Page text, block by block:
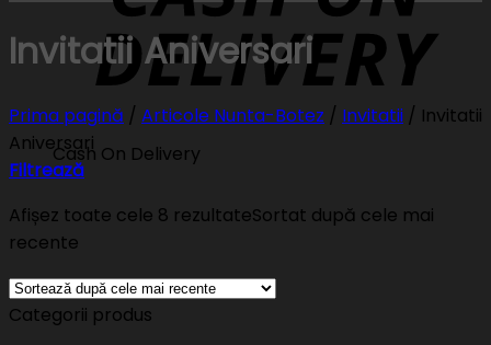
Cash On Delivery
Invitatii Aniversari
Prima pagină / Articole Nunta-Botez / Invitatii / Invitatii
Aniversari
Filtrează
Afișez toate cele 8 rezultateSortat după cele mai
recente
Categorii produs